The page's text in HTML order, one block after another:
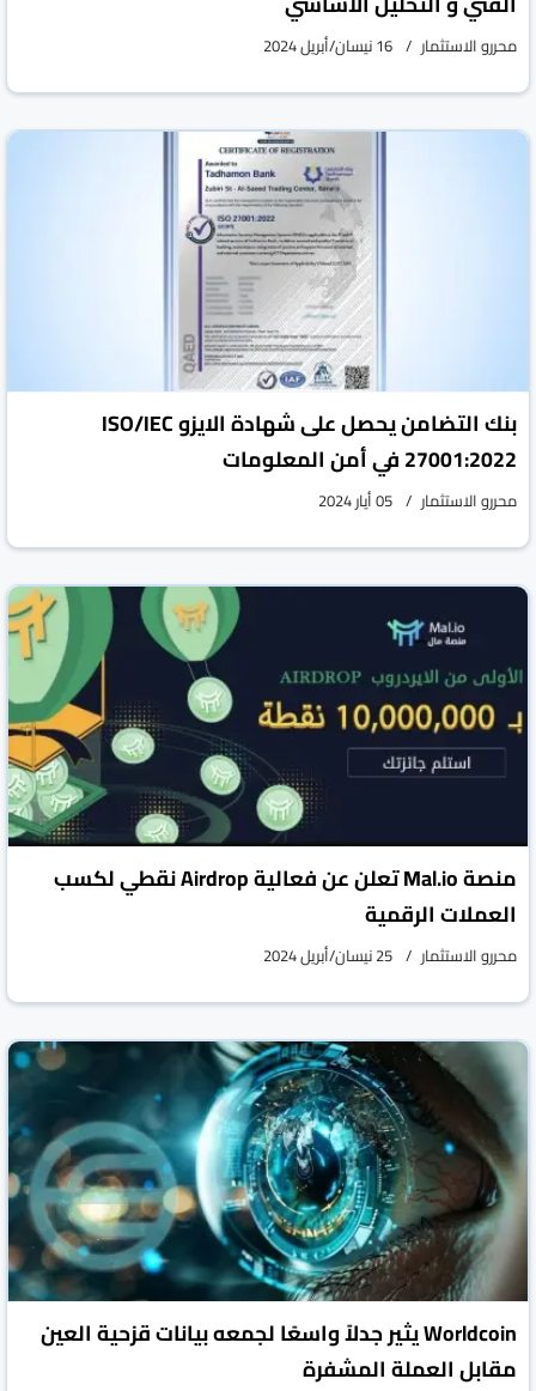
محررو الاستثمار 16 نيسان/أبريل 2024
بنك التضامن يحصل على شهادة الايزو ISO/IEC
27001:2022 في أمن المعلومات
محررو الاستثمار 05 أيار 2024
منصة Mal.io تعلن عن فعالية Airdrop نقطي لكسب
العملات الرقمية
محررو الاستثمار 25 نيسان/أبريل 2024
‏Worldcoin يثير جدلاً واسعًا لجمعه بيانات قزحية العين
مقابل العملة المشفرة